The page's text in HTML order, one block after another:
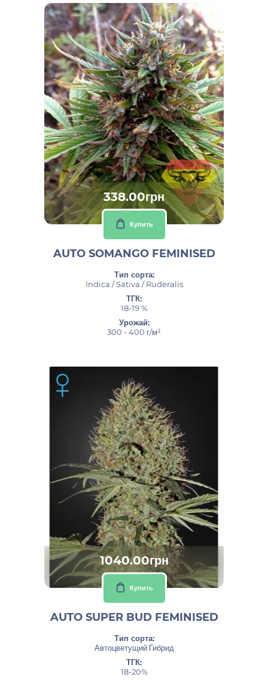
338.00грн
Купить
AUTO SOMANGO FEMINISED
Тип сорта:
Indica / Sativa / Ruderalis
ТГК:
18-19 %
Урожай:
300 - 400 г/м²
1040.00грн
Купить
AUTO SUPER BUD FEMINISED
Тип сорта:
Автоцветущий Гибрид
ТГК:
18-20%